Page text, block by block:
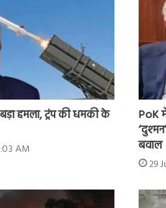
हमला, ट्रंप की धमकी के
AM
PoK
बवाल
29